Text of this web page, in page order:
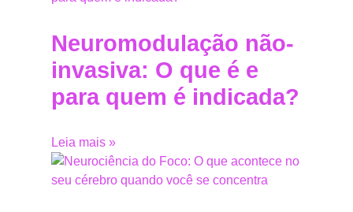
Neuromodulação não-
invasiva: O que é e
para quem é indicada?
Leia mais »